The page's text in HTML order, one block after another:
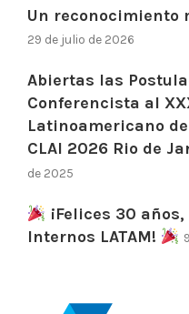
Un reconocimiento
29 de julio de 2026
Abiertas las
Conferencista al
Latinoamericano
CLAI 2026 Rio de
de 2025
¡Felices 30 años,
Internos LATAM!